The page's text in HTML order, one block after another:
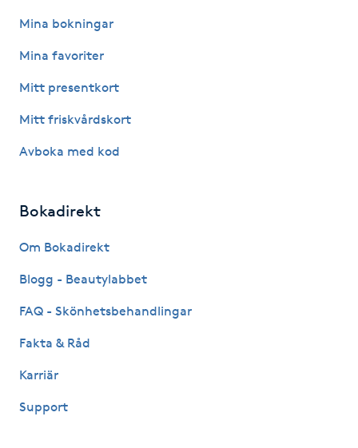
Idrottsmassage
IPL hårborttagning
K
Katun fransar
Kemisk peeling
Mina bokningar
Mina favoriter
Mitt presentkort
Mitt friskvårdskort
Avboka med kod
Bokadirekt
Om Bokadirekt
Blogg - Beautylabbet
FAQ - Skönhetsbehandlingar
Fakta & Råd
Karriär
Support